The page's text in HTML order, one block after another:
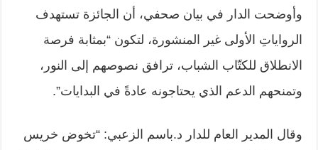
وأوضحت الدار في بيان صحفي، أن الجائزة تستهدف
الرواياتِ الأولى غير المنشورة، لتكون “بمثابة فرصة
الانطلاق للكتّاب الشباب، ترافق نصوصهم إلى النور،
وتمنحهم الدعم الذي يحتاجونه عادةً في البدايات”.
وقال المدير العام للدار د.باسم الزعبي: “تخوض خريس